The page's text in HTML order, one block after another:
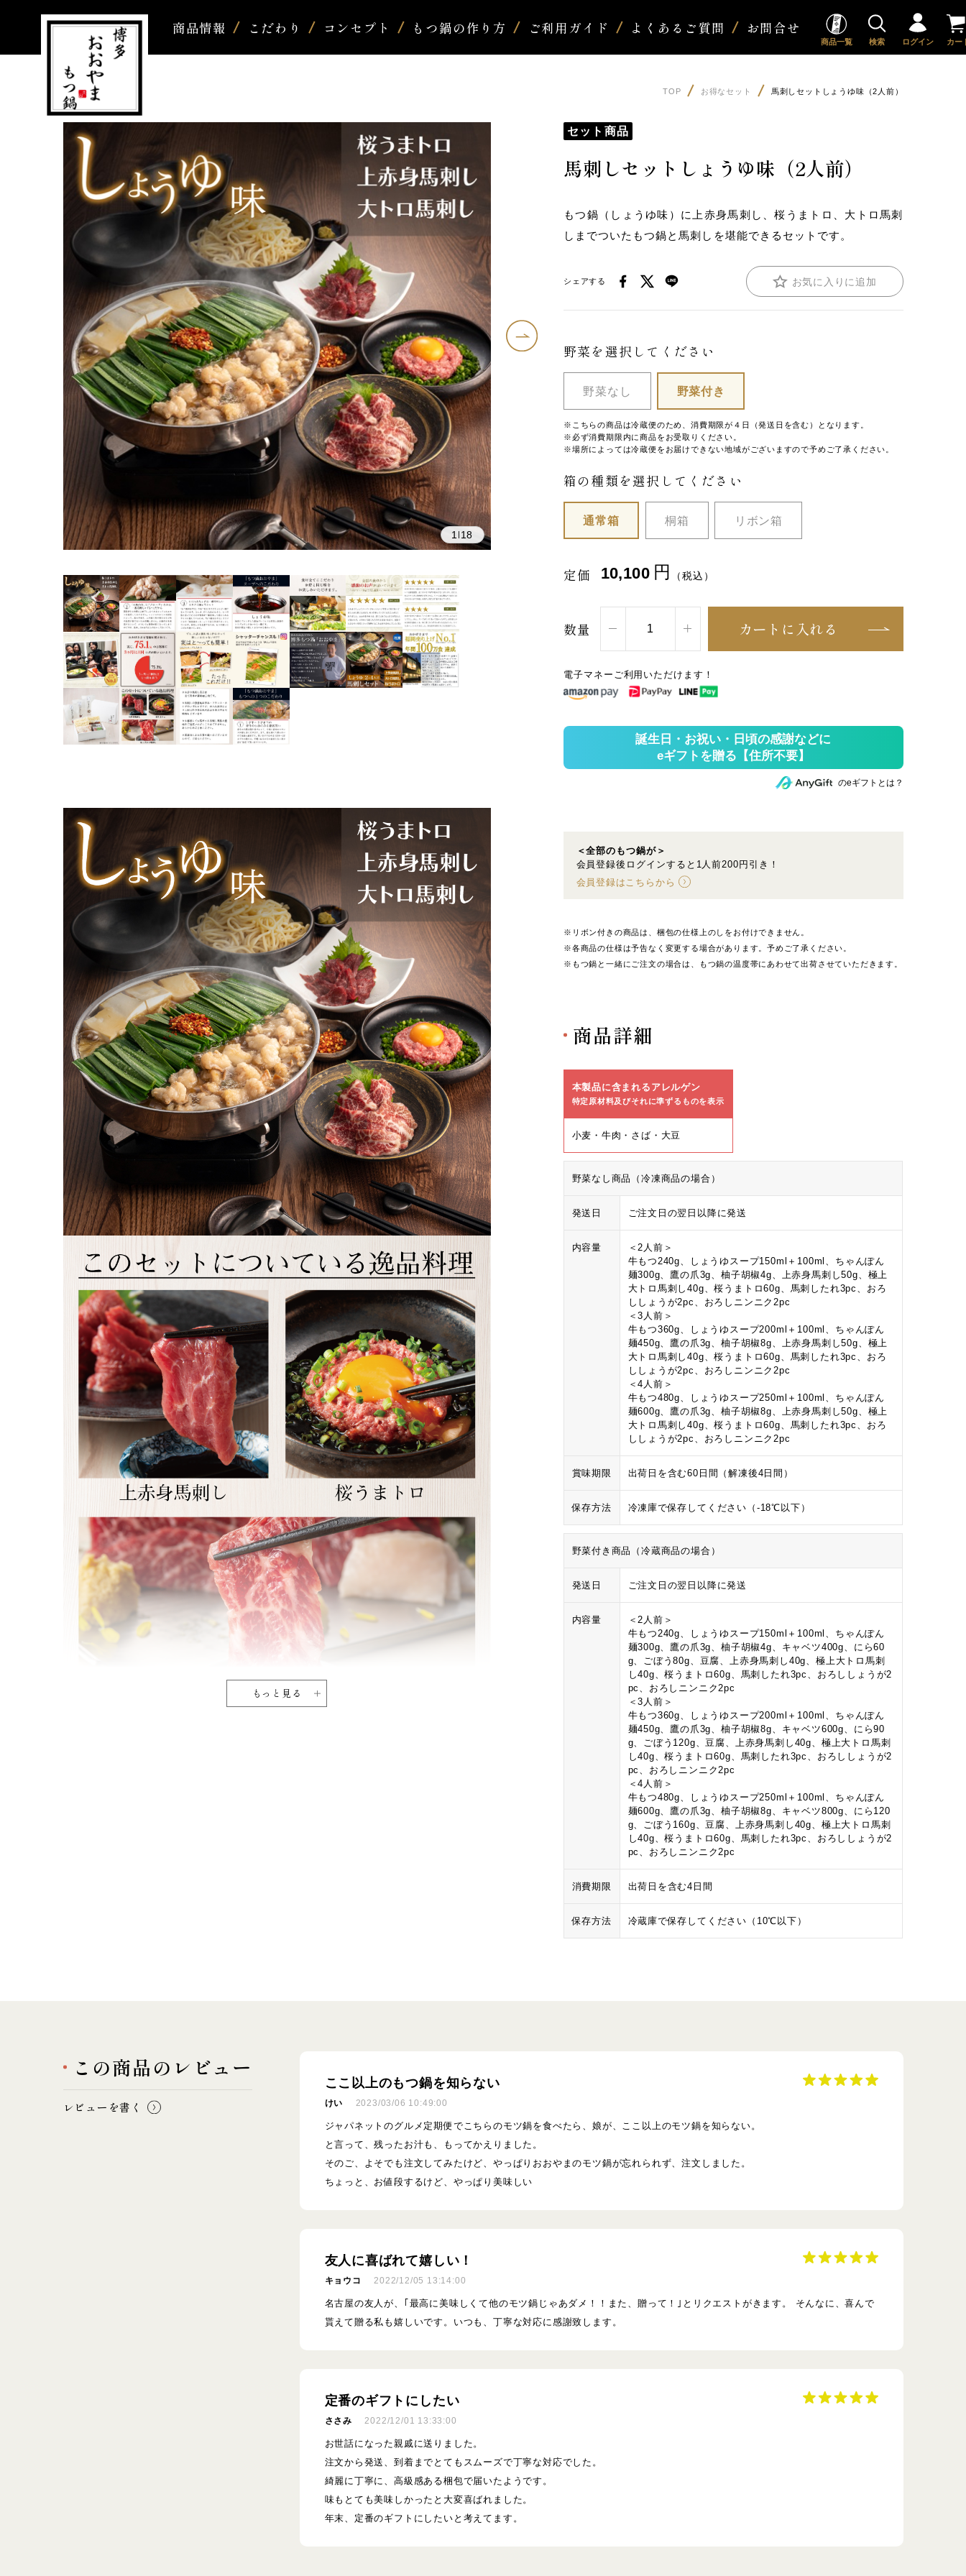
商品情報 こだわり コンセプト もつ鍋の作り方 ご利用ガイド よくあるご質問 お問合せ
商品一覧 検索 ログイン カー
TOP お得なセット 馬刺しセットしょうゆ味（2人前）
1 18
もっと見る
セット商品
馬刺しセットしょうゆ味（2人前）
もつ鍋（しょうゆ味）に上赤身馬刺し、桜うまトロ、大トロ馬刺
しまでついたもつ鍋と馬刺しを堪能できるセットです。
シェアする お気に入りに追加
野菜を選択してください
野菜なし 野菜付き
※こちらの商品は冷蔵便のため、消費期限が４日（発送日を含む）となります。
※必ず消費期限内に商品をお受取りください。
※場所によっては冷蔵便をお届けできない地域がございますので予めご了承ください。
箱の種類を選択してください
通常箱 桐箱 リボン箱
定価 10,100 円 （税込）
数量 カートに入れる
電子マネーご利用いただけます！
のeギフトとは？
＜全部のもつ鍋が＞
会員登録後ログインすると1人前200円引き！
会員登録はこちらから
※リボン付きの商品は、梱包の仕様上のしをお付けできません。
※各商品の仕様は予告なく変更する場合があります。予めご了承ください。
※もつ鍋と一緒にご注文の場合は、もつ鍋の温度帯にあわせて出荷させていただきます。
商品詳細
本製品に含まれるアレルゲン
特定原材料及びそれに準ずるものを表示
小麦・牛肉・さば・大豆
野菜なし商品（冷凍商品の場合）
発送日 ご注文日の翌日以降に発送
内容量
＜2人前＞
牛もつ240g、しょうゆスープ150ml＋100ml、ちゃんぽん
麺300g、鷹の爪3g、柚子胡椒4g、上赤身馬刺し50g、極上
大トロ馬刺し40g、桜うまトロ60g、馬刺したれ3pc、おろ
ししょうが2pc、おろしニンニク2pc
＜3人前＞
牛もつ360g、しょうゆスープ200ml＋100ml、ちゃんぽん
麺450g、鷹の爪3g、柚子胡椒8g、上赤身馬刺し50g、極上
大トロ馬刺し40g、桜うまトロ60g、馬刺したれ3pc、おろ
ししょうが2pc、おろしニンニク2pc
＜4人前＞
牛もつ480g、しょうゆスープ250ml＋100ml、ちゃんぽん
麺600g、鷹の爪3g、柚子胡椒8g、上赤身馬刺し50g、極上
大トロ馬刺し40g、桜うまトロ60g、馬刺したれ3pc、おろ
ししょうが2pc、おろしニンニク2pc
賞味期限 出荷日を含む60日間（解凍後4日間）
保存方法 冷凍庫で保存してください（-18℃以下）
野菜付き商品（冷蔵商品の場合）
発送日 ご注文日の翌日以降に発送
内容量
＜2人前＞
牛もつ240g、しょうゆスープ150ml＋100ml、ちゃんぽん
麺300g、鷹の爪3g、柚子胡椒4g、キャベツ400g、にら60
g、ごぼう80g、豆腐、上赤身馬刺し40g、極上大トロ馬刺
し40g、桜うまトロ60g、馬刺したれ3pc、おろししょうが2
pc、おろしニンニク2pc
＜3人前＞
牛もつ360g、しょうゆスープ200ml＋100ml、ちゃんぽん
麺450g、鷹の爪3g、柚子胡椒8g、キャベツ600g、にら90
g、ごぼう120g、豆腐、上赤身馬刺し40g、極上大トロ馬刺
し40g、桜うまトロ60g、馬刺したれ3pc、おろししょうが2
pc、おろしニンニク2pc
＜4人前＞
牛もつ480g、しょうゆスープ250ml＋100ml、ちゃんぽん
麺600g、鷹の爪3g、柚子胡椒8g、キャベツ800g、にら120
g、ごぼう160g、豆腐、上赤身馬刺し40g、極上大トロ馬刺
し40g、桜うまトロ60g、馬刺したれ3pc、おろししょうが2
pc、おろしニンニク2pc
消費期限 出荷日を含む4日間
保存方法 冷蔵庫で保存してください（10℃以下）
この商品のレビュー
レビューを書く
ここ以上のもつ鍋を知らない
けい 2023/03/06 10:49:00
ジャパネットのグルメ定期便でこちらのモツ鍋を食べたら、娘が、ここ以上のモツ鍋を知らない。
と言って、残ったお汁も、もってかえりました。
そのご、よそでも注文してみたけど、やっぱりおおやまのモツ鍋が忘れられず、注文しました。
ちょっと、お値段するけど、やっぱり美味しい
友人に喜ばれて嬉しい！
キョウコ 2022/12/05 13:14:00
名古屋の友人が、｢最高に美味しくて他のモツ鍋じゃあダメ！！また、贈って！｣とリクエストがきます。 そんなに、喜んで
貰えて贈る私も嬉しいです。いつも、丁寧な対応に感謝致します。
定番のギフトにしたい
ささみ 2022/12/01 13:33:00
お世話になった親戚に送りました。
注文から発送、到着までとてもスムーズで丁寧な対応でした。
綺麗に丁寧に、高級感ある梱包で届いたようです。
味もとても美味しかったと大変喜ばれました。
年末、定番のギフトにしたいと考えてます。